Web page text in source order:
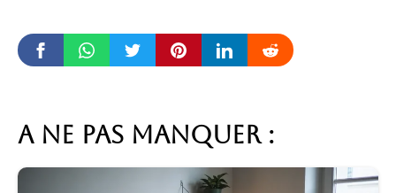
A ne pas manquer :